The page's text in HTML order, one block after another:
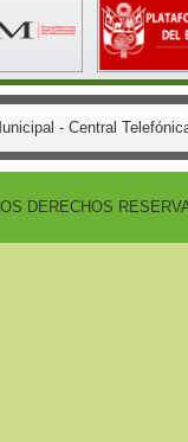
- Central
DERECHOS